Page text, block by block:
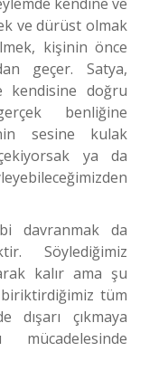
ve dürüst olmak
kişinin önce
geçer. Satya,
kendisine doğru
benliğine
sesine kulak
ya da
davranmak da
Söylediğimiz
kalır ama şu
tüm
dışarı çıkmaya
mücadelesinde